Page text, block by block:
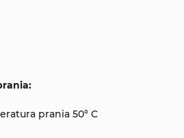
prania 50° C